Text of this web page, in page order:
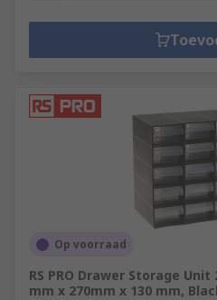
Op voorraad
RS PRO Drawer Storage
mm x 270mm x 130 mm,